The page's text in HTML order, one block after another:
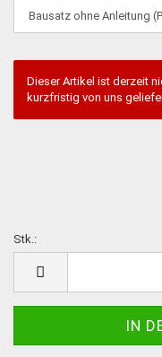
Dieser Artikel ist derzeit
kurzfristig von uns
Stk.: